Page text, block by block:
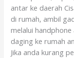
antar ke daerah
di rumah, ambil
melalui
daging ke rumah
Jika anda kurang